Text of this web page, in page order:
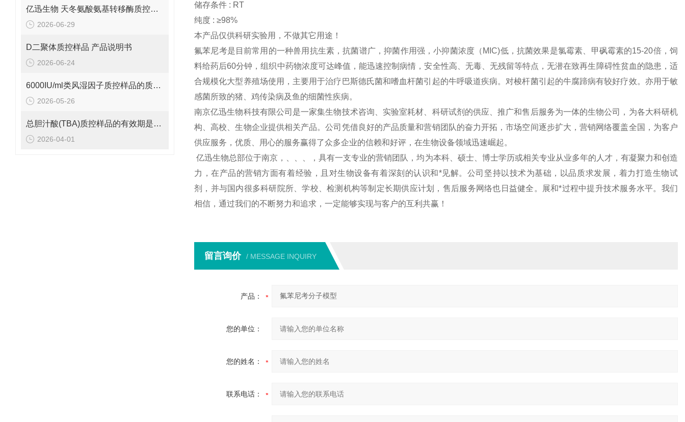
亿迅生物 天冬氨酸氨基转移酶质控样品的质控靶值是多少呢？
2026-06-29
D二聚体质控样品 产品说明书
2026-06-24
6000IU/ml类风湿因子质控样品的质控范围是多少呢？
2026-05-26
总胆汁酸(TBA)质控样品的有效期是多久呢？
2026-04-01
储存条件 : RT
纯度 : ≥98%
本产品仅供科研实验用，不做其它用途！
氟苯尼考是目前常用的一种兽用抗生素，抗菌谱广，抑菌作用强，小抑菌浓度（MIC)低，抗菌效果是氯霉素、甲砜霉素的15-20倍，饲
料给药后60分钟，组织中药物浓度可达峰值，能迅速控制病情，安全性高、无毒、无残留等特点，无潜在致再生障碍性贫血的隐患，适
合规模化大型养殖场使用，主要用于治疗巴斯德氏菌和嗜血杆菌引起的牛呼吸道疾病。对梭杆菌引起的牛腐蹄病有较好疗效。亦用于敏
感菌所致的猪、鸡传染病及鱼的细菌性疾病。
南京亿迅生物科技有限公司是一家集生物技术咨询、实验室耗材、科研试剂的供应、推广和售后服务为一体的生物公司，为各大科研机
构、高校、生物企业提供相关产品。公司凭借良好的产品质量和营销团队的奋力开拓，市场空间逐步扩大，营销网络覆盖全国，为客户
供应服务，优质、用心的服务赢得了众多企业的信赖和好评，在生物设备领域迅速崛起。
亿迅生物总部位于南京，、、、，具有一支专业的营销团队，均为本科、硕士、博士学历或相关专业从业多年的人才，有凝聚力和创造
力，在产品的营销方面有着经验，且对生物设备有着深刻的认识和*见解。公司坚持以技术为基础，以品质求发展，着力打造生物试
剂，并与国内很多科研院所、学校、检测机构等制定长期供应计划，售后服务网络也日益健全。
展和*过程中提升技术服务水平。我们
相信，通过我们的不断努力和追求，一定能够实现与客户的互利共赢！
留言询价 / MESSAGE INQUIRY
产品：
您的单位：
您的姓名：
联系电话：